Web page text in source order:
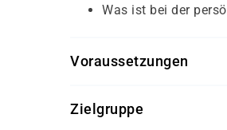
Was ist bei der
Voraussetzungen
keine
Zielgruppe